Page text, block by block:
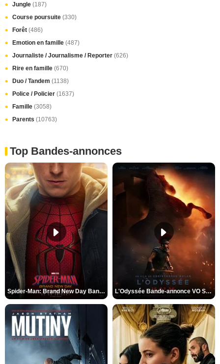
Jungle (187)
Course poursuite (330)
Forêt (486)
Emotion en famille (487)
Journaliste / Journalisme / Reporter (626)
Rire en famille (670)
Duo / Tandem (1138)
Police / Policier (1637)
Famille (3058)
Parents (10763)
Top Bandes-annonces
Spider-Man: Brand New Day Bande-annonce VO STFR L'Odyssée Bande-annonce VO STFR